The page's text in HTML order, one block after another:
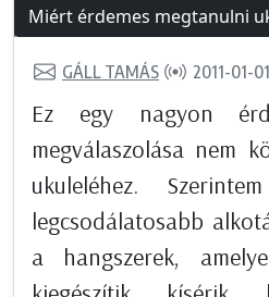
Miért érdemes megtanulni
GÁLL TAMÁS 2011-01-01
Ez egy nagyon
megválaszolása nem
ukuleléhez.
legcsodálatosabb
a hangszerek,